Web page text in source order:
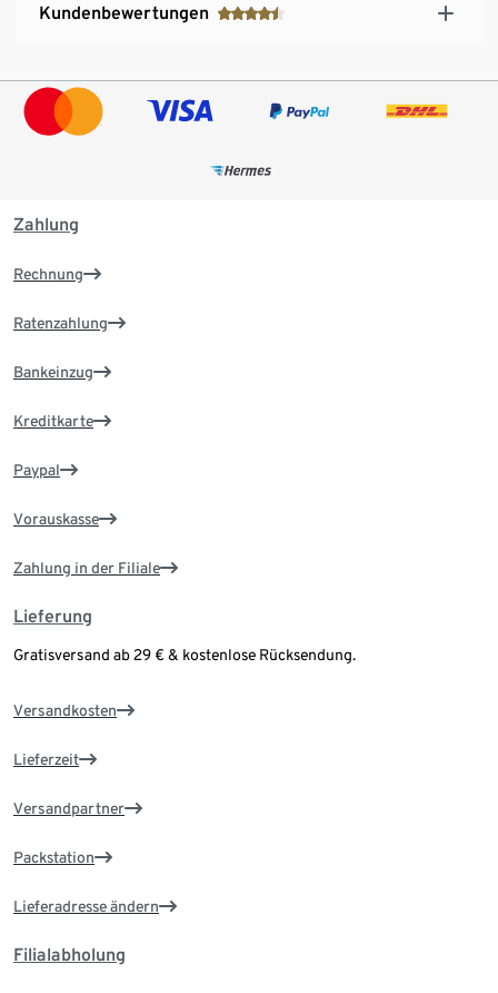
Kundenbewertungen
Zahlung
Rechnung
Ratenzahlung
Bankeinzug
Kreditkarte
Paypal
Vorauskasse
Zahlung in der Filiale
Lieferung
Gratisversand ab 29 € & kostenlose Rücksendung.
Versandkosten
Lieferzeit
Versandpartner
Packstation
Lieferadresse ändern
Filialabholung